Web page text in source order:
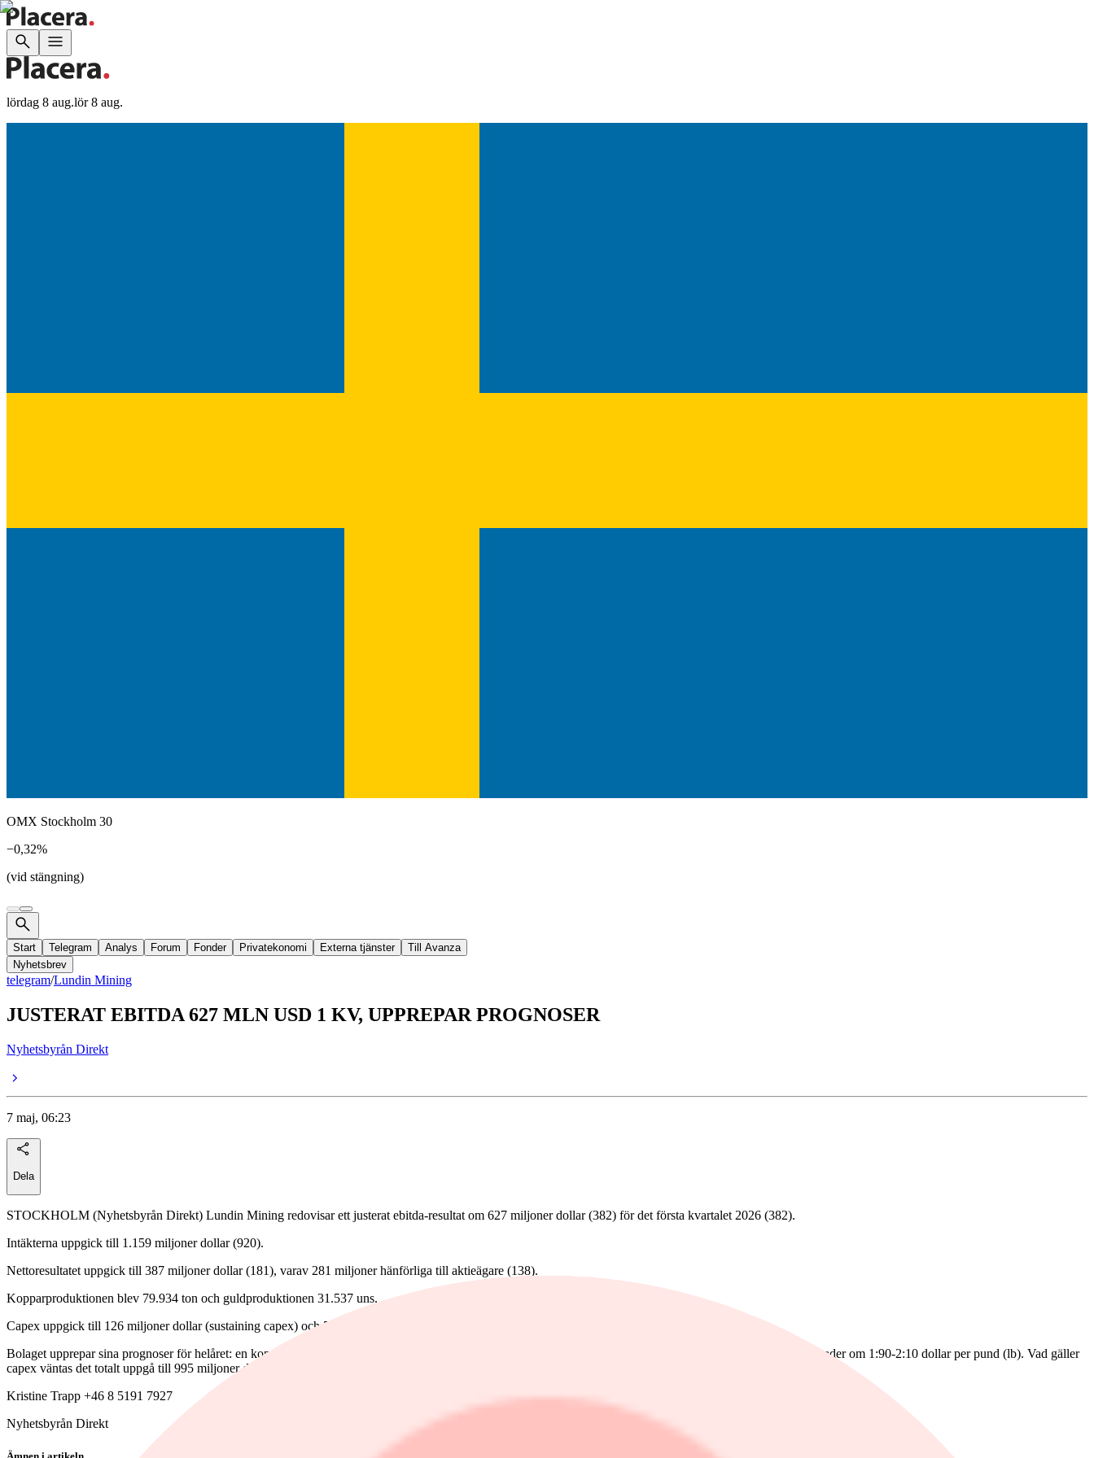
lördag 8 aug.lör 8 aug.
OMX Stockholm 30
−0,32%
(vid stängning)
Start Telegram Analys Forum Fonder Privatekonomi Externa tjänster
Till Avanza
Nyhetsbrev
telegram/Lundin Mining
JUSTERAT EBITDA 627 MLN USD 1 KV, UPPREPAR PROGNOSER
Nyhetsbyrån Direkt
7 maj, 06:23
Dela
STOCKHOLM (Nyhetsbyrån Direkt) Lundin Mining redovisar ett justerat ebitda-resultat om 627 miljoner dollar (382) för det första kvartalet 2026 (382).
Intäkterna uppgick till 1.159 miljoner dollar (920).
Nettoresultatet uppgick till 387 miljoner dollar (181), varav 281 miljoner hänförliga till aktieägare (138).
Kopparproduktionen blev 79.934 ton och guldproduktionen 31.537 uns.
Capex uppgick till 126 miljoner dollar (sustaining capex) och 54,3 miljoner i så kallad expansionary capex.
Bolaget upprepar sina prognoser för helåret: en kopparproduktion på 310-335 tusen ton, en guldproduktion på 134-149 tusen uns och konsoliderade kassakostnader om 1:90-2:10 dollar per pund (lb). Vad gäller
capex väntas det totalt uppgå till 995 miljoner dollar, och totala prospekteringskostnader till 53 miljoner dollar.
Kristine Trapp +46 8 5191 7927
Nyhetsbyrån Direkt